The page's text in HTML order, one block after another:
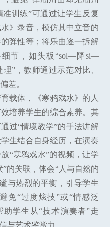
训练”可通过让学生反复
》录音，模仿其中立音的
弹性等；将乐曲逐一拆解
节，如头板“sol—降si—
”，教师通过示范对比、
差。
载体，《寒鸦戏水》的人
培养学生的综合素养。其
过“情境教学”的手法讲解
生结合自身经历，在演奏
“寒鸦戏水”的视频，让学
的关联，体会“人与自然的
与热烈的平衡，引导学生
免“过度炫技”或“情感泛
学生从“技术演奏者”走
与艺术鉴赏力。